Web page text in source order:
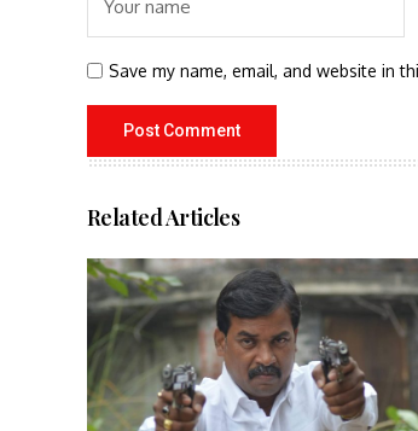
Save my name, email, and website in
Related Articles